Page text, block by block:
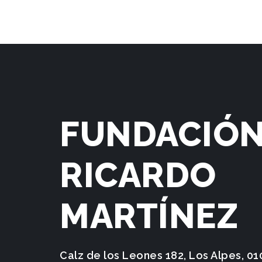
RICARDO
MARTÍNEZ
Calz de los Leones 182, Los Alpes,